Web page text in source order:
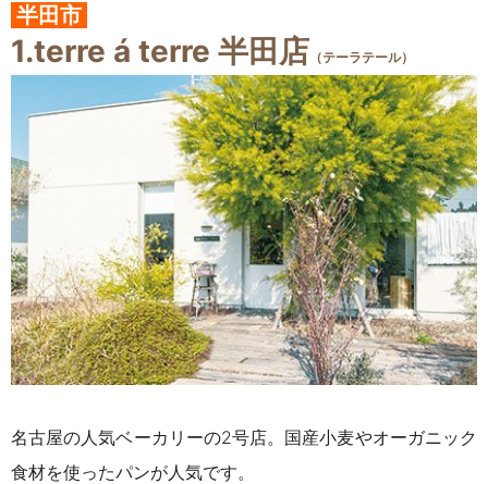
半田市
1.terre á terre 半田店 （テーラテール）
名古屋の人気ベーカリーの2号店。国産小麦やオーガニック
食材を使ったパンが人気です。